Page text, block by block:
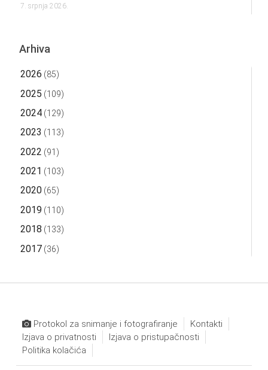
7. srpnja 2026.
Arhiva
2026 (85)
2025 (109)
2024(129)
2023 (113)
2022 (91)
2021 (103)
2020(65)
2019 (110)
2018 (133)
2017(36)
Protokol za snimanje i fotografiranje
Kontakti
Izjava o privatnosti
Izjava o pristupačnosti
Politika kolačića